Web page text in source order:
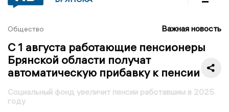
Общество Важная новость
С 1 августа работающие пенсионеры
Брянской области получат
автоматическую прибавку к пенсии
Социальный фонд увеличит пенсии работавшим в 2025
году